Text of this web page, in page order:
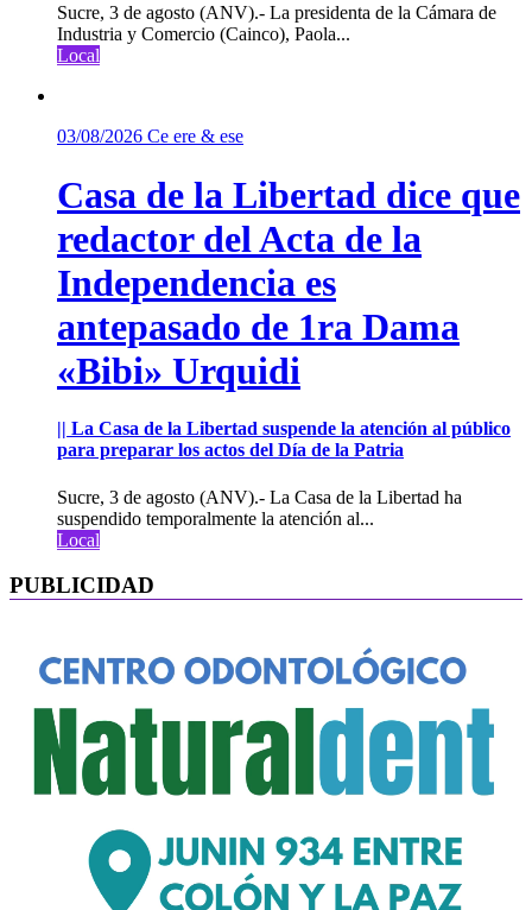
Sucre, 3 de agosto (ANV).- La presidenta de la Cámara de
Industria y Comercio (Cainco), Paola...
Local
03/08/2026 Ce ere & ese
Casa de la Libertad dice que
redactor del Acta de la
Independencia es
antepasado de 1ra Dama
«Bibi» Urquidi
|| La Casa de la Libertad suspende la atención al público
para preparar los actos del Día de la Patria
Sucre, 3 de agosto (ANV).- La Casa de la Libertad ha
suspendido temporalmente la atención al...
Local
PUBLICIDAD